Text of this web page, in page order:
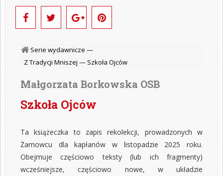
Serie wydawnicze —
Z Tradycji Mniszej — Szkoła Ojców
Małgorzata Borkowska OSB
Szkoła Ojców
Ta książeczka to zapis rekolekcji, prowadzonych w
Żarnowcu dla kapłanów w listopadzie 2025 roku.
Obejmuje częściowo teksty (lub ich fragmenty)
wcześniejsze, częściowo nowe, w układzie